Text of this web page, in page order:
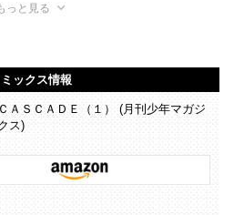
っと見る
ミックス情報
ＡＳＣＡＤＥ（１） (月刊少年マガジ
ス)